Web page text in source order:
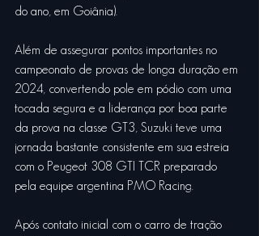
do ano, em Goiânia).
Além de assegurar pontos importantes no
campeonato de provas de longa duração em
2024, convertendo pole em pódio com uma
tocada segura e a liderança por boa parte
da prova na classe GT3, Suzuki teve uma
jornada bastante consistente em sua estreia
com o Peugeot 308 GTI TCR preparado
pela equipe argentina PMO Racing.
Após contato inicial com o carro de tração